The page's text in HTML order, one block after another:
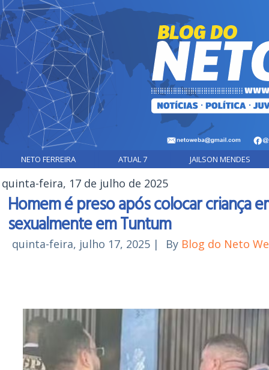
NETO FERREIRA ATUAL 7 JAILSON MENDES
quinta-feira, 17 de julho de 2025
Homem é preso após colocar criança
sexualmente em Tuntum
quinta-feira, julho 17, 2025 | By Blog do Neto